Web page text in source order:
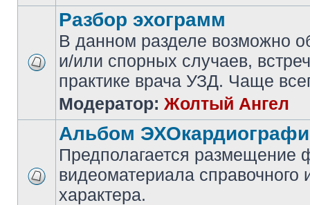
Разбор эхограмм
В данном разделе возможно
и/или спорных случаев,
практике врача УЗД. Чаще
Модератор: Жолтый Ангел
Альбом
Предполагается размещение
видеоматериала справочного
характера.